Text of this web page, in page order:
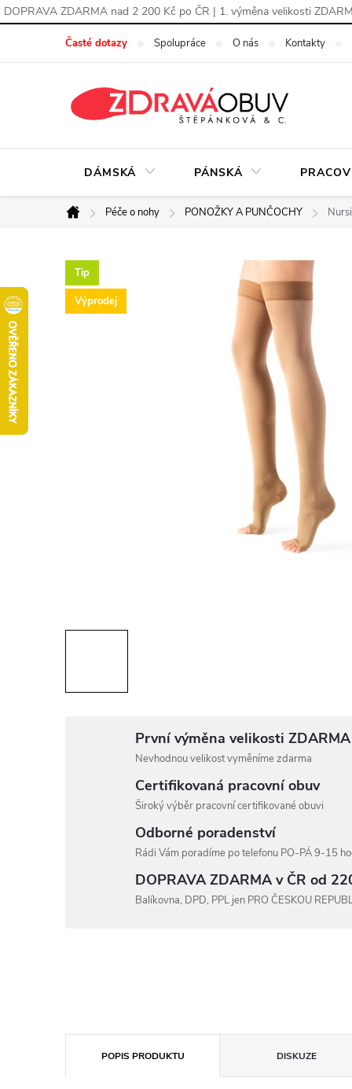
DOPRAVA ZDARMA nad 2 200 Kč po ČR | 1. výměna velikosti
Časté dotazy Spolupráce O nás Kontakty
DÁMSKÁ PÁNSKÁ
Domů
Péče o nohy PONOŽKY A PUNČOCHY
Tip
Výprodej
První výměna velikosti ZDARMA
Nevhodnou velikost vyměníme zdarma
Certifikovaná pracovní obuv
Široký výběr pracovní certifikované obuvi
Odborné poradenství
Rádi Vám poradíme po telefonu PO-PÁ 9-15
DOPRAVA ZDARMA v ČR od
Balíkovna, DPD, PPL jen PRO ČESKOU
POPIS PRODUKTU DISKUZE